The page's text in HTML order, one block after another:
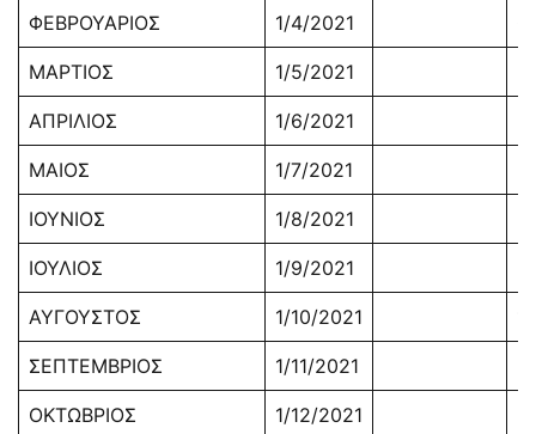
ΦΕΒΡΟΥΑΡΙΟΣ 1/4/2021
ΜΑΡΤΙΟΣ 1/5/2021
ΑΠΡΙΛΙΟΣ 1/6/2021
ΜΑΙΟΣ 1/7/2021
ΙΟΥΝΙΟΣ 1/8/2021
ΙΟΥΛΙΟΣ 1/9/2021
ΑΥΓΟΥΣΤΟΣ 1/10/2021
ΣΕΠΤΕΜΒΡΙΟΣ 1/11/2021
ΟΚΤΩΒΡΙΟΣ 1/12/2021